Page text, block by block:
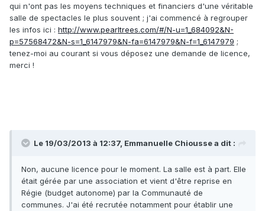
qui n'ont pas les moyens techniques et financiers d'une véritable
salle de spectacles le plus souvent ; j'ai commencé à regrouper
les infos ici : http://www.pearltrees.com/#/N-u=1_684092&N-
p=57568472&N-s=1_6147979&N-fa=6147979&N-f=1_6147979 ;
tenez-moi au courant si vous déposez une demande de licence,
merci !
Le 19/03/2013 à 12:37, Emmanuelle Chiousse a dit :
Non, aucune licence pour le moment. La salle est à part. Elle
était gérée par une association et vient d'être reprise en
Régie (budget autonome) par la Communauté de
communes. J'ai été recrutée notamment pour établir une